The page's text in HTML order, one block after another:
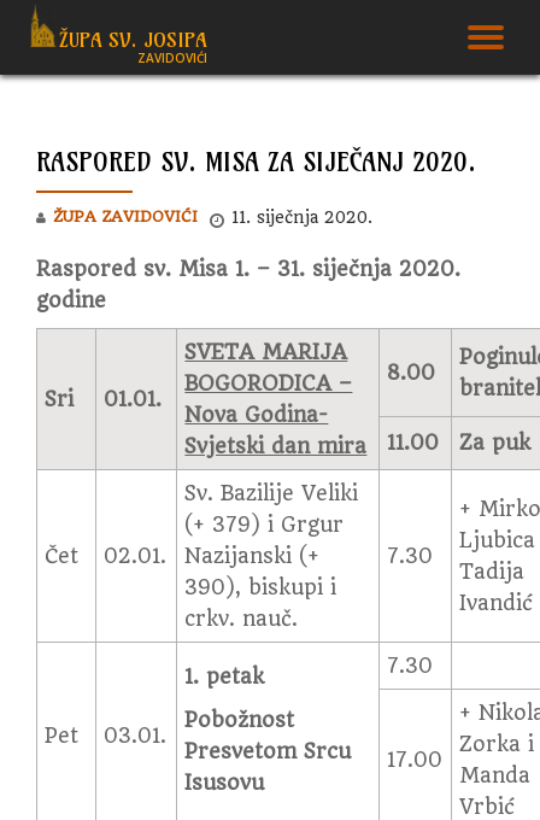
to
ŽUPA SV. JOSIPA
ZAVIDOVIĆI
RASPORED SV. MISA ZA SIJEČANJ 2020.
ŽUPA ZAVIDOVIĆI 11. siječnja 2020.
Raspored sv. Misa 1. – 31. siječnja 2020.
godine
Sri 01.01.
SVETA MARIJA
BOGORODICA –
Nova Godina-
Svjetski dan mira
8.00
11.00 Za puk
Čet 02.01.
Sv. Bazilije Veliki
(+ 379) i Grgur
Nazijanski (+
390), biskupi i
crkv. nauč.
7.30
+
Tadija
Ivandić
Pet 03.01.
1. petak
Pobožnost
Presvetom Srcu
Isusovu
7.30
17.00
+
Zorka i
Manda
Vrbić